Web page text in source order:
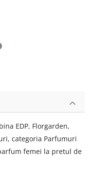
EDP, Florgarden,
categoria Parfumuri
femei la pretul de